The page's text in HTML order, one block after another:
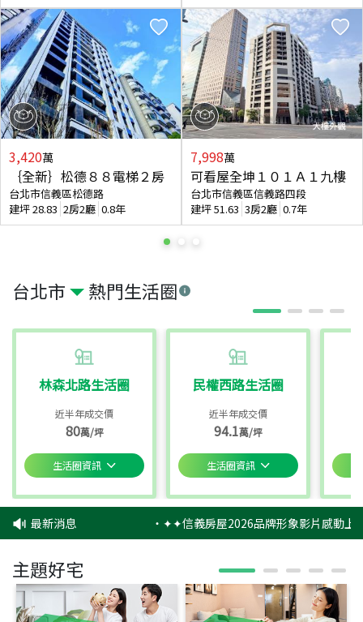
台北市 熱門生活圈
林森北路生活圈
近半年成交價
80萬/坪
生活圈資訊
民權西路生活圈
近半年成交價
94.1萬/坪
生活圈資訊
3,420萬
｛全新｝松德８８電梯２房
台北市信義區松德路
建坪28.83 2房2廳 0.8年
7,998萬
可看屋全坤１０１Ａ１九樓
台北市信義區信義路四段
建坪51.63 3房2廳 0.7年
最新消息 ‧✦✦信義房屋2026品牌形象影片感動上
主題好宅